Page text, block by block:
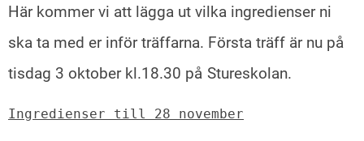
Natursnokarna Boden
Här kommer vi att lägga ut vilka ingredienser ni
ska ta med er inför träffarna. Första träff är nu på
tisdag 3 oktober kl.18.30 på Stureskolan.
Ingredienser till 28 november